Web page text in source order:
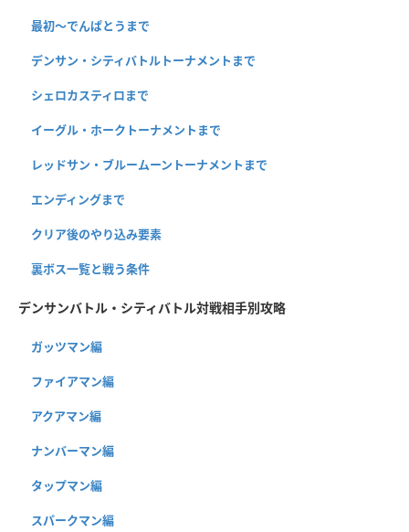
最初～でんぱとうまで
デンサン・シティバトルトーナメントまで
シェロカスティロまで
イーグル・ホークトーナメントまで
レッドサン・ブルームーントーナメントまで
エンディングまで
クリア後のやり込み要素
裏ボス一覧と戦う条件
デンサンバトル・シティバトル対戦相手別攻略
ガッツマン編
ファイアマン編
アクアマン編
ナンバーマン編
タップマン編
スパークマン編